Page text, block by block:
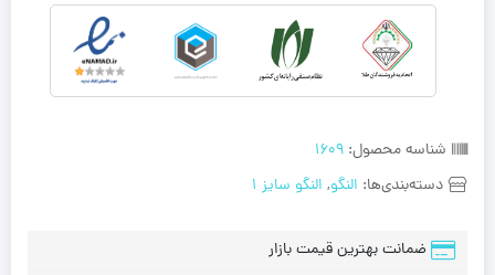
شناسه محصول: 1609
دسته‌بندی‌ها: النگو, النگو سایز 1
ضمانت بهترین قیمت بازار